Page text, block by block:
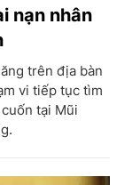
nạn nhân
trên địa bàn
vi tiếp tục tìm
tại Mũi